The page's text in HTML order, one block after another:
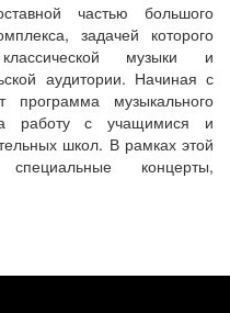
частью большого
задачей которого
музыки и
аудитории. Начиная с
музыкального
работу с учащимися и
школ. В рамках этой
концерты,